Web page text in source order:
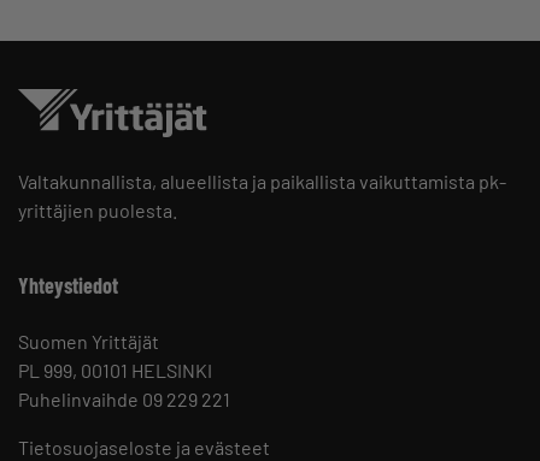
Valtakunnallista, alueellista ja paikallista vaikuttamista pk-
yrittäjien puolesta.
Yhteystiedot
Suomen Yrittäjät
PL 999, 00101 HELSINKI
Puhelinvaihde 09 229 221
Tietosuojaseloste ja evästeet